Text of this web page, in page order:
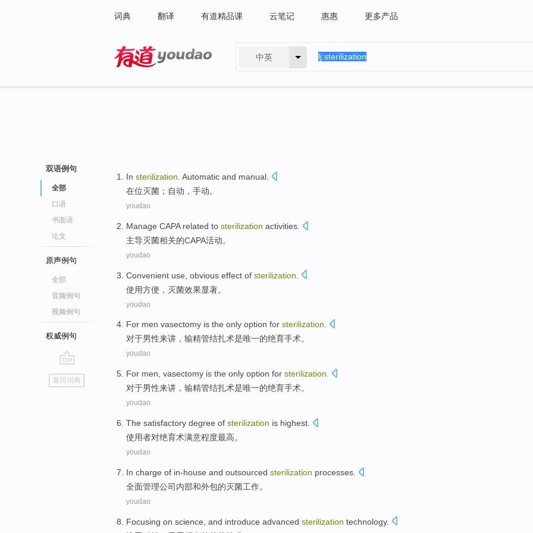
词典 翻译 有道精品课 云笔记 惠惠 更多产品
中英
双语例句
全部
口语
书面语
论文
原声例句
全部
音频例句
视频例句
权威例句
go
top
返回词典
In sterilization Automatic and manual
在位灭菌； 自动 ，手动。
youdao
Manage CAPA related to sterilization activities
主导灭菌相关的CAPA活动。
youdao
Convenient use obvious effect of sterilization
使用方便 ， 灭菌效果显著。
youdao
For men vasectomy is the only option for sterilization.
对于男性来讲， 输精管结扎术是唯一的绝育手术。
youdao
For men vasectomy is the only option for sterilization
对于男性来讲， 输精管结扎术是唯一的绝育手术。
youdao
The satisfactory degree of sterilization is highest
使用者对绝育术满意程度最高。
youdao
In charge of in-house and outsourced sterilization processes
全面管理公司内部和外包的灭菌工作。
youdao
Focusing on science , and introduce advanced sterilization technology.